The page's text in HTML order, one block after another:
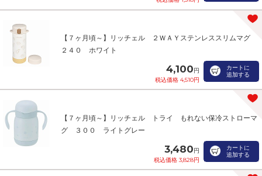
【７ヶ月頃～】リッチェル ２ＷＡＹステンレススリムマグ
２４０ ホワイト
4,100円
税込価格 4,510円
カートに
追加する
【７ヶ月頃～】リッチェル トライ もれない保冷ストローマ
グ ３００ ライトグレー
3,480円
税込価格 3,828円
カートに
追加する